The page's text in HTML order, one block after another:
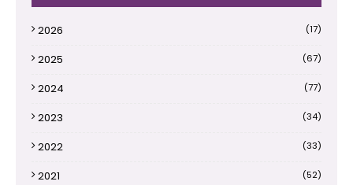
2026 (17)
2025 (67)
2024 (77)
2023 (34)
2022 (33)
2021 (52)